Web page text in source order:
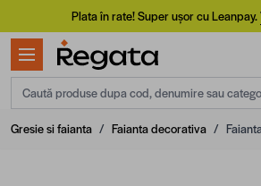
Mergi la ConținutPlata în rate! Super ușor cu Leanpay.
Caută produse dupa cod, denumire sau
Gresie si faianta / Faianta decorativa /